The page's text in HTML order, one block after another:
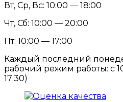
Вт, Ср, Вс: 10:00 — 18:00
Чт, Сб: 10:00 — 20:00
Пт: 10:00 — 17:00
Каждый последний
рабочий режим работы: с
17:30)